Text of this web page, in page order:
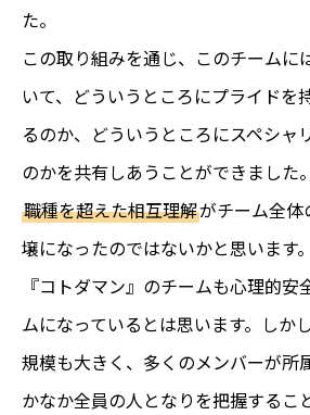
た。
この取り組みを通じ、このチームに
いて、どういうところにプライドを
るのか、どういうところにスペシャ
のかを共有しあうことができました
職種を超えた相互理解がチーム全体
壌になったのではないかと思います。
『コトダマン』のチームも心理的安
ムになっているとは思います。しか
規模も大きく、多くのメンバーが所
かなか全員の人となりを把握するこ